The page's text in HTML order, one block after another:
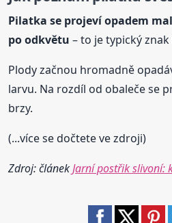
Pilatka se projeví opadem
po odkvětu – to je typický
Plody začnou hromadně
larvu. Na rozdíl od obaleče se
brzy.
(...více se dočtete ve zdroji)
Zdroj: článekJarní postřik slivoní: